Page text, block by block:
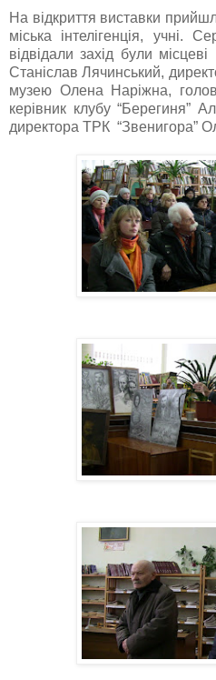
На відкриття виставки
міська інтелігенція, учні.
відвідали захід були
Станіслав Лячинський,
музею Олена Наріжна,
керівник клубу “Берегиня”
директора ТРК “Звенигора”